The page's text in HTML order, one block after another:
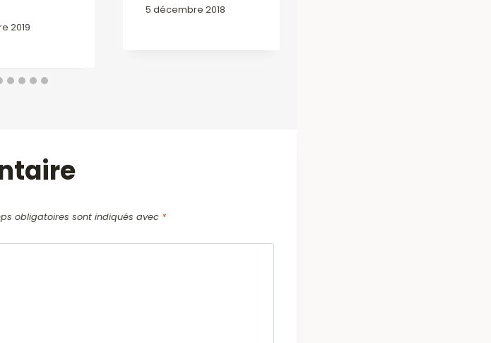
2019
5 décembre 2018
obligatoires sont indiqués avec *